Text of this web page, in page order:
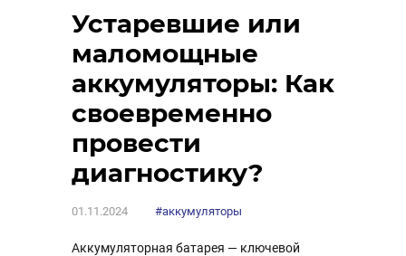
Устаревшие или
маломощные
аккумуляторы: Как
своевременно
провести
диагностику?
01.11.2024 #аккумуляторы
Аккумуляторная батарея — ключевой